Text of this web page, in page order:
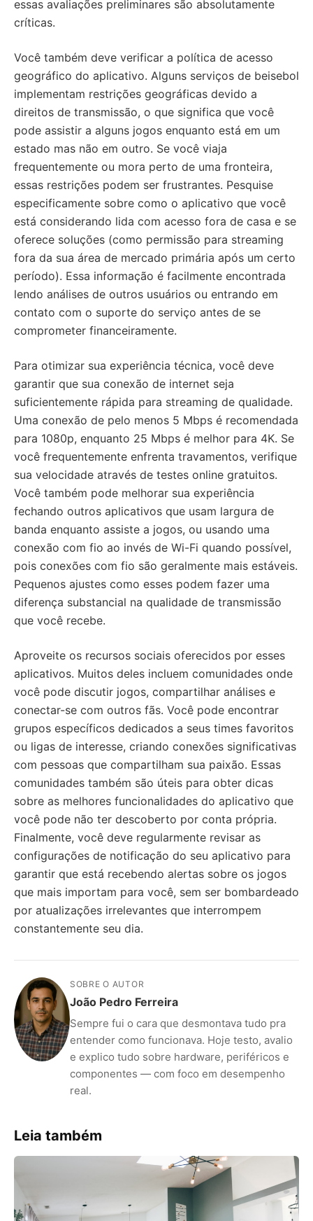
essas avaliações preliminares são absolutamente
críticas.
Você também deve verificar a política de acesso
geográfico do aplicativo. Alguns serviços de beisebol
implementam restrições geográficas devido a
direitos de transmissão, o que significa que você
pode assistir a alguns jogos enquanto está em um
estado mas não em outro. Se você viaja
frequentemente ou mora perto de uma fronteira,
essas restrições podem ser frustrantes. Pesquise
especificamente sobre como o aplicativo que você
está considerando lida com acesso fora de casa e se
oferece soluções (como permissão para streaming
fora da sua área de mercado primária após um certo
período). Essa informação é facilmente encontrada
lendo análises de outros usuários ou entrando em
contato com o suporte do serviço antes de se
comprometer financeiramente.
Para otimizar sua experiência técnica, você deve
garantir que sua conexão de internet seja
suficientemente rápida para streaming de qualidade.
Uma conexão de pelo menos 5 Mbps é recomendada
para 1080p, enquanto 25 Mbps é melhor para 4K. Se
você frequentemente enfrenta travamentos, verifique
sua velocidade através de testes online gratuitos.
Você também pode melhorar sua experiência
fechando outros aplicativos que usam largura de
banda enquanto assiste a jogos, ou usando uma
conexão com fio ao invés de Wi-Fi quando possível,
pois conexões com fio são geralmente mais estáveis.
Pequenos ajustes como esses podem fazer uma
diferença substancial na qualidade de transmissão
que você recebe.
Aproveite os recursos sociais oferecidos por esses
aplicativos. Muitos deles incluem comunidades onde
você pode discutir jogos, compartilhar análises e
conectar-se com outros fãs. Você pode encontrar
grupos específicos dedicados a seus times favoritos
ou ligas de interesse, criando conexões significativas
com pessoas que compartilham sua paixão. Essas
comunidades também são úteis para obter dicas
sobre as melhores funcionalidades do aplicativo que
você pode não ter descoberto por conta própria.
Finalmente, você deve regularmente revisar as
configurações de notificação do seu aplicativo para
garantir que está recebendo alertas sobre os jogos
que mais importam para você, sem ser bombardeado
por atualizações irrelevantes que interrompem
constantemente seu dia.
SOBRE O AUTOR
João Pedro Ferreira
Sempre fui o cara que desmontava tudo pra
entender como funcionava. Hoje testo, avalio
e explico tudo sobre hardware, periféricos e
componentes — com foco em desempenho
real.
Leia também